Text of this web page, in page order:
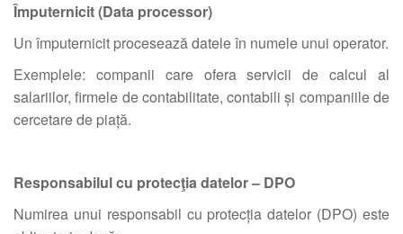
Împuternicit (Data processor)
Un împuternicit procesează datele în numele unui operator.
Exemplele: companii care ofera servicii de calcul al
salariilor, firmele de contabilitate, contabili și companiile de
cercetare de piață.
Responsabilul cu protecţia datelor – DPO
Numirea unui responsabil cu protecția datelor (DPO) este